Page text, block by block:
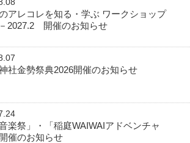
アレコレを知る・学ぶ ワークショップ
2027.2 開催のお知らせ
社金勢祭典2026開催のお知らせ
音楽祭」・「稲庭WAIWAIアドベンチャ
催のお知らせ